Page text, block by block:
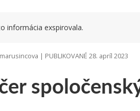
informácia exspirovala.
| PUBLIKOVANÉ 28. apríl 2023